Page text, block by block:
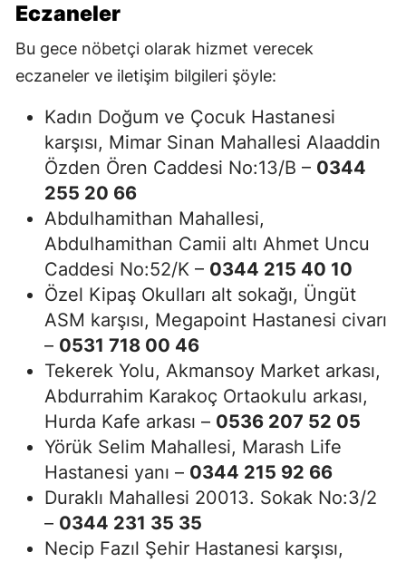
Eczaneler
Bu gece nöbetçi olarak hizmet verecek
eczaneler ve iletişim bilgileri şöyle:
Kadın Doğum ve Çocuk Hastanesi
karşısı, Mimar Sinan Mahallesi Alaaddin
Özden Ören Caddesi No:13/B – 0344
255 20 66
Abdulhamithan Mahallesi,
Abdulhamithan Camii altı Ahmet Uncu
Caddesi No:52/K – 0344 215 40 10
Özel Kipaş Okulları alt sokağı, Üngüt
ASM karşısı, Megapoint Hastanesi civarı
– 0531 718 00 46
Tekerek Yolu, Akmansoy Market arkası,
Abdurrahim Karakoç Ortaokulu arkası,
Hurda Kafe arkası – 0536 207 52 05
Yörük Selim Mahallesi, Marash Life
Hastanesi yanı – 0344 215 92 66
Duraklı Mahallesi 20013. Sokak No:3/2
– 0344 231 35 35
Necip Fazıl Şehir Hastanesi karşısı,